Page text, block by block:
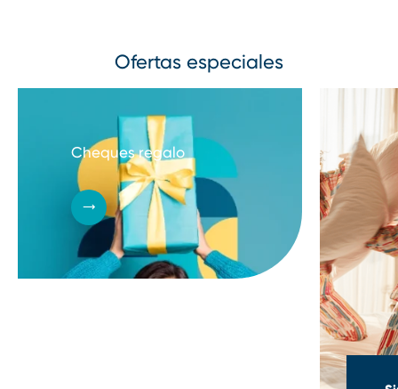
Ofertas especiales
Cheques regalo